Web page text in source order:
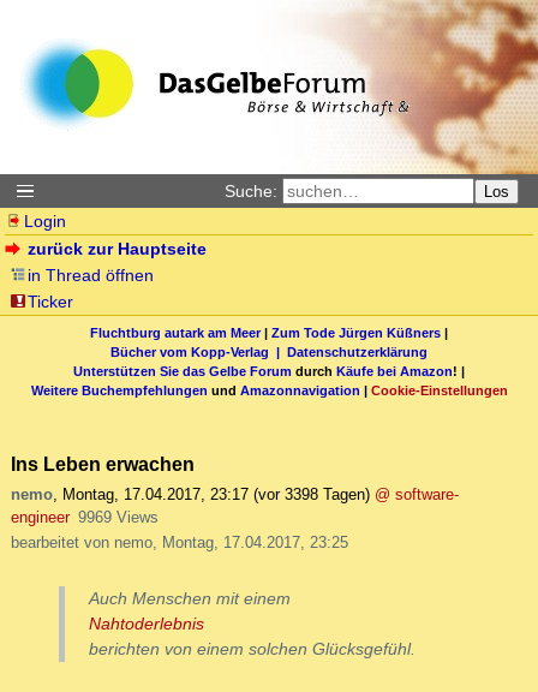
Suche: Los
Login
zurück zur Hauptseite
in Thread öffnen
Ticker
Fluchtburg autark am Meer| Zum Tode Jürgen Küßners |
Bücher vom Kopp-Verlag | Datenschutzerklärung
Unterstützen Sie das Gelbe Forum durch Käufe bei Amazon! |
Weitere Buchempfehlungen und Amazonnavigation | Cookie-Einstellungen
Ins Leben erwachen
nemo, Montag, 17.04.2017, 23:17 (vor 3398 Tagen) @ software-
engineer 9969 Views
bearbeitet von nemo, Montag, 17.04.2017, 23:25
Auch Menschen mit einem
Nahtoderlebnis
berichten von einem solchen Glücksgefühl.